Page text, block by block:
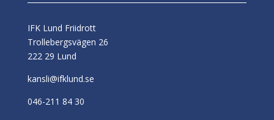
IFK Lund Friidrott
Trollebergsvägen 26
222 29 Lund
kansli@ifklund.se
046-211 84 30